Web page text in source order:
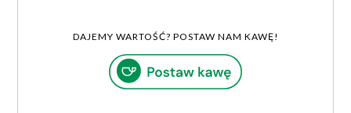
DAJEMY WARTOŚĆ? POSTAW NAM KAWĘ!